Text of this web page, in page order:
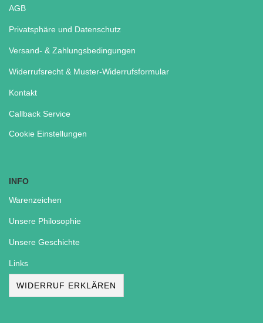
AGB
Privatsphäre und Datenschutz
Versand- & Zahlungsbedingungen
Widerrufsrecht & Muster-Widerrufsformular
Kontakt
Callback Service
Cookie Einstellungen
INFO
Warenzeichen
Unsere Philosophie
Unsere Geschichte
Links
WIDERRUF ERKLÄREN